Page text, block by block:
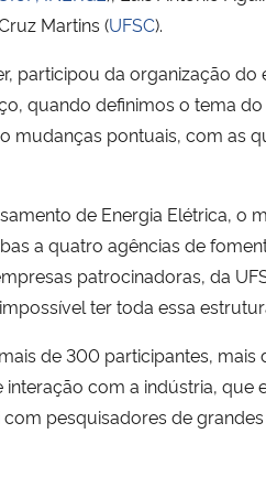
Martins (UFSC).
participou da organização
quando definimos o tema
pontuais, com as
de Energia Elétrica, o
a quatro agências de
patrocinadoras, da
ter toda essa
de 300 participantes,
com a indústria, que
pesquisadores de